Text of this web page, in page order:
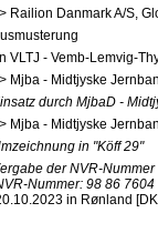
Railion Danmark A/S,
VLTJ - Vemb-Lemvig-
Mjba - Midtjyske
durch MjbaD -
Mjba - Midtjyske
in "Köff 29"
der NVR-Nummer
Nummer: 98 86 7604
in Rønland